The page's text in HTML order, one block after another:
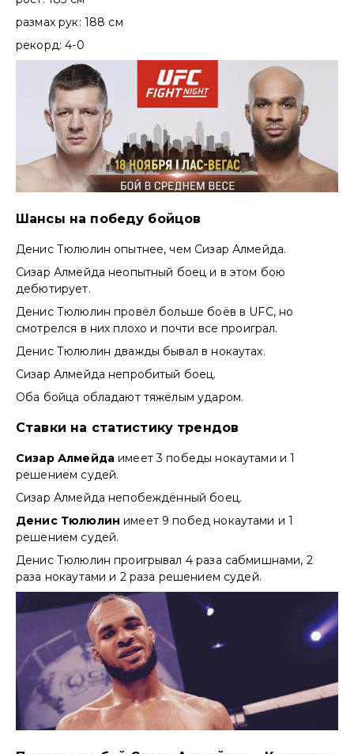
размах рук: 188 см
рекорд: 4-0
Шансы на победу бойцов
Денис Тюлюлин опытнее, чем Сизар Алмейда.
Сизар Алмейда неопытный боец и в этом бою
дебютирует.
Денис Тюлюлин провёл больше боёв в UFC, но
смотрелся в них плохо и почти все проиграл.
Денис Тюлюлин дважды бывал в нокаутах.
Сизар Алмейда непробитый боец.
Оба бойца обладают тяжёлым ударом.
Ставки на статистику трендов
Сизар Алмейдаимеет 3 победы нокаутами и 1
решением судей.
Сизар Алмейда непобеждённый боец.
Денис Тюлюлинимеет 9 побед нокаутами и 1
решением судей.
Денис Тюлюлин проигрывал 4 раза сабмишнами, 2
раза нокаутами и 2 раза решением судей.